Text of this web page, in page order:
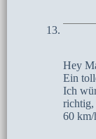
Hey
Ein
Ich
richtig,
60 km/